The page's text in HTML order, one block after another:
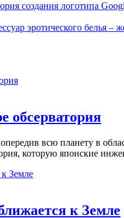
создания логотипа
эротического белья –
обсерватория
всю планету в
которую японские
к Земле